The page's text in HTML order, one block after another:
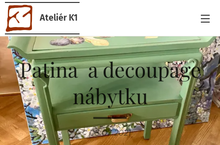
Ateliér K1
Patina a decoupage
nábytku
05.07.2021